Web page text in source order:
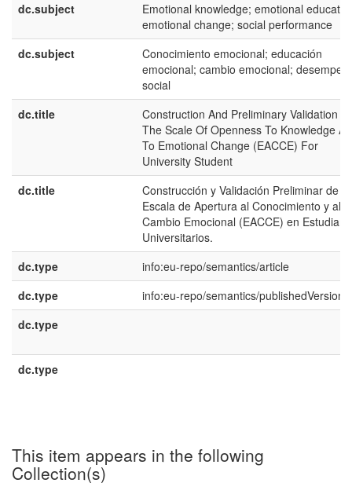
dc.subject
Emotional knowledge; emotional
emotional change; social performance
dc.subject
Conocimiento emocional; educación
emocional; cambio emocional;
social
dc.title
Construction And Preliminary Validation Of
The Scale Of Openness To Knowledge
To Emotional Change (EACCE) For
University Student
dc.title
Construcción y Validación Preliminar de la
Escala de Apertura al Conocimiento y al
Cambio Emocional (EACCE) en
Universitarios.
dc.type
info:eu-repo/semantics/article
dc.type
info:eu-repo/semantics/publishedVersion
dc.type
dc.type
This item appears in the following
Collection(s)